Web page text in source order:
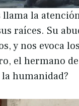
la
raíces. Su
y nos evoca
el hermano
humanidad?